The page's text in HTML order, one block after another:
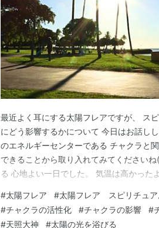
最近よく耳にする太陽フレアですが、 ス
にどう影響するかについて 今日はお話し
のエネルギーセンターである チャクラと
できることから取り入れてみてください
る 心地よい一日でした。 気温は高かった
器への影響などは 詳しくないのでわかり
体にネガティブな影響がある…
#太陽フレア #太陽フレア スピリチュ
#チャクラの活性化 #チャクラの影響 #
#天照大神 #太陽の光を浴びる